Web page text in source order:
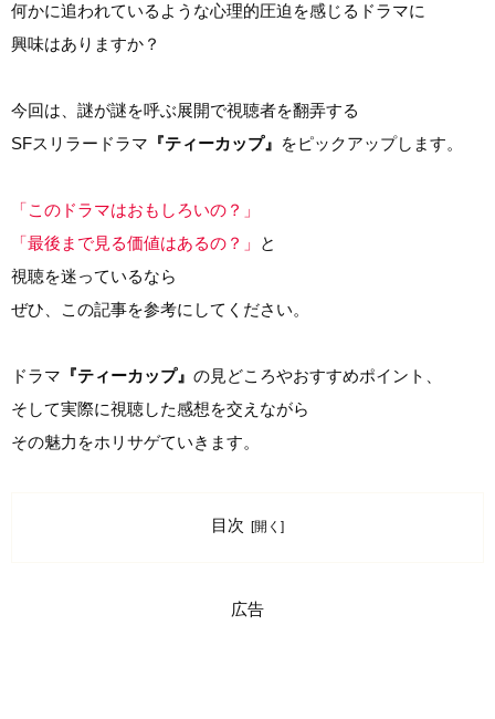
何かに追われているような心理的圧迫を感じるドラマに
興味はありますか？
今回は、謎が謎を呼ぶ展開で視聴者を翻弄する
SFスリラードラマ 『ティーカップ』 をピックアップします。
「このドラマはおもしろいの？」
「最後まで見る価値はあるの？」
と
視聴を迷っているなら
ぜひ、この記事を参考にしてください。
ドラマ 『ティーカップ』 の見どころやおすすめポイント、
そして実際に視聴した感想を交えながら
その魅力をホリサゲていきます。
目次
広告